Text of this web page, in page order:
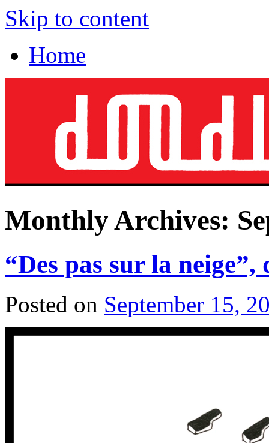
Skip to content
Home
Monthly Archives:
“Des pas sur la neige”,
Posted on September 15,